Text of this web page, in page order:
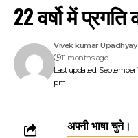
22 वर्षो में
Last updated: September
pm
Vivek kumar Upadhyay
11 months ago
अपनी भाषा चुने।